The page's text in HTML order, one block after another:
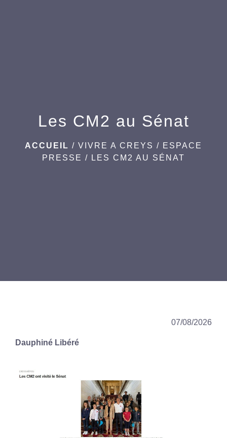
Les CM2 au Sénat
ACCUEIL / VIVRE A CREYS / ESPACE
PRESSE / LES CM2 AU SÉNAT
07/08/2026
Dauphiné Libéré